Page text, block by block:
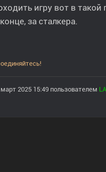
игру вот в такой
за сталкера.
2025 15:49 пользователем